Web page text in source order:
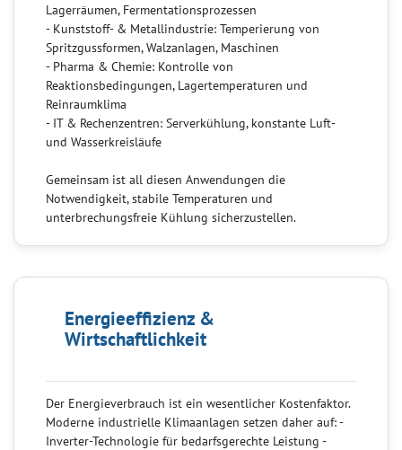
Lagerräumen, Fermentationsprozessen
- Kunststoff- & Metallindustrie: Temperierung von
Spritzgussformen, Walzanlagen, Maschinen
- Pharma & Chemie: Kontrolle von
Reaktionsbedingungen, Lagertemperaturen und
Reinraumklima
- IT & Rechenzentren: Serverkühlung, konstante Luft-
und Wasserkreisläufe
Gemeinsam ist all diesen Anwendungen die
Notwendigkeit, stabile Temperaturen und
unterbrechungsfreie Kühlung sicherzustellen.
Energieeffizienz &
Wirtschaftlichkeit
Der Energieverbrauch ist ein wesentlicher Kostenfaktor.
Moderne industrielle Klimaanlagen setzen daher auf: -
Inverter-Technologie für bedarfsgerechte Leistung -